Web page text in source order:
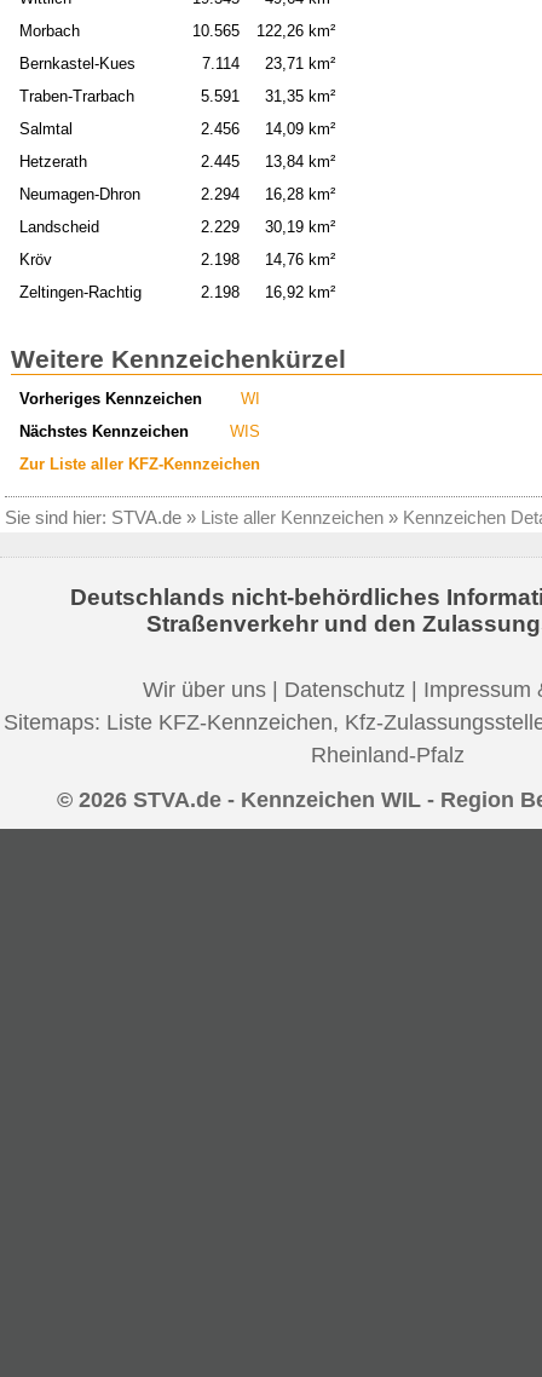
Morbach
10.565
122,26 km²
Bernkastel-Kues
7.114
23,71 km²
Traben-Trarbach
5.591
31,35 km²
Salmtal
2.456
14,09 km²
Hetzerath
2.445
13,84 km²
Neumagen-Dhron
2.294
16,28 km²
Landscheid
2.229
30,19 km²
Kröv
2.198
14,76 km²
Zeltingen-Rachtig
2.198 16,92 km²
Weitere Kennzeichenkürzel
Vorheriges Kennzeichen
WI
Nächstes Kennzeichen
WIS
Zur Liste aller KFZ-Kennzeichen
Sie sind hier: STVA.de » Liste aller Kennzeichen » Kennzeichen
Deutschlands nicht-behördliches
Straßenverkehr und den
Wir über uns | Datenschutz | Impressum
Sitemaps: Liste KFZ-Kennzeichen, Kfz-
Rheinland-Pfalz
© 2026 STVA.de - Kennzeichen WIL - Region